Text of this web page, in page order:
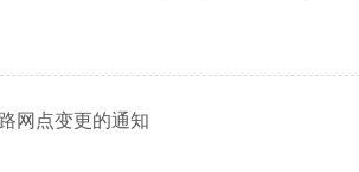
网点变更的通知